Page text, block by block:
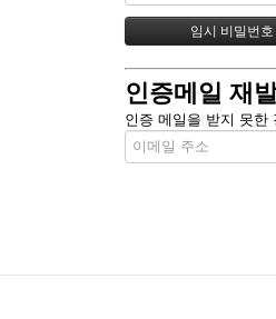
인증메일 재
인증 메일을 받지 못한